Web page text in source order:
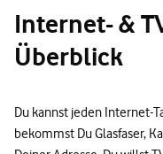
Internet- &
Überblick
Du kannst jeden Internet-
bekommst Du Glasfaser,